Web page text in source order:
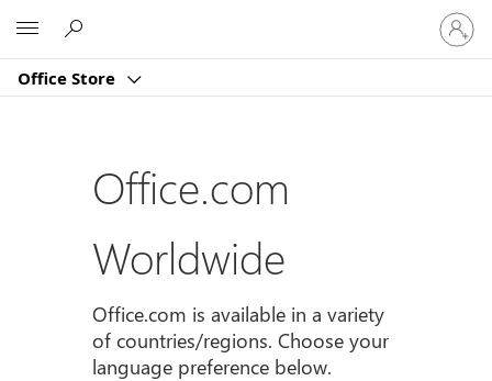
Office Store
Sign
in
to
account
Office.com
Worldwide
Office.com is available in a variety
of countries/regions. Choose your
language preference below.